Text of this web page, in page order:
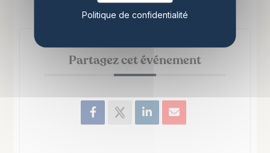
Partagez cet événement
Politique de confidentialité